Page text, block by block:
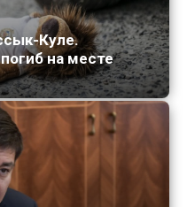
Куле.
на месте